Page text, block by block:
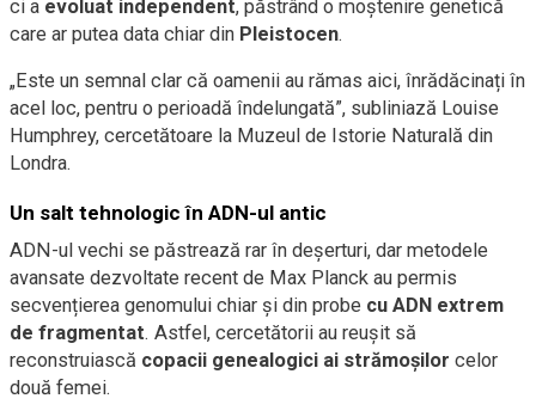
ci a evoluat independent, păstrând o moștenire genetică
care ar putea data chiar din Pleistocen.
„Este un semnal clar că oamenii au rămas aici, înrădăcinați în
acel loc, pentru o perioadă îndelungată”, subliniază Louise
Humphrey, cercetătoare la Muzeul de Istorie Naturală din
Londra.
Un salt tehnologic în ADN-ul antic
ADN-ul vechi se păstrează rar în deșerturi, dar metodele
avansate dezvoltate recent de Max Planck au permis
secvențierea genomului chiar și din probe cu ADN extrem
de fragmentat. Astfel, cercetătorii au reușit să
reconstruiască copacii genealogici ai strămoșilor celor
două femei.